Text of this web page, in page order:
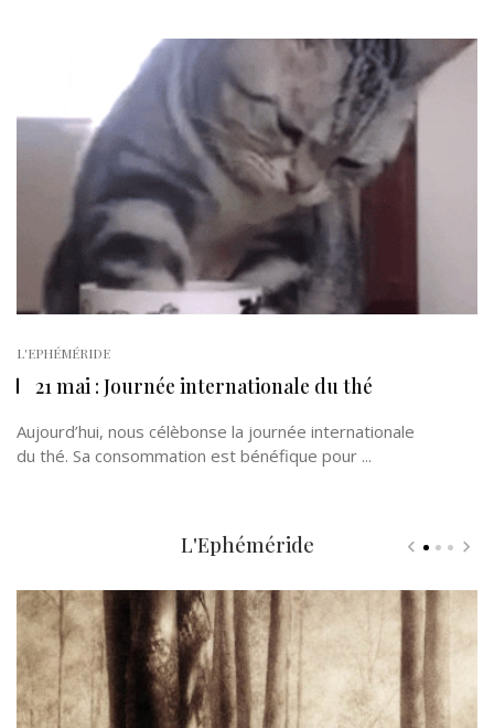
L'EPHÉMÉRIDE
21 mai : Journée internationale du thé
Aujourd’hui, nous célèbonse la journée internationale
du thé. Sa consommation est bénéfique pour ...
L'Ephéméride